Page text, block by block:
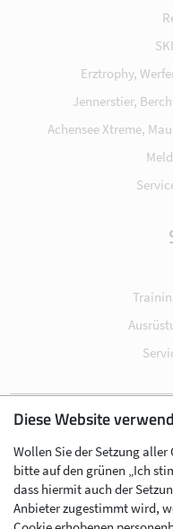
Erztrophy,
Jennerstier,
Achensee Xtreme,
Diese Website
Wollen Sie der Setzung
bitte auf den grünen „Ich
dass hiermit auch der
Anbieter zugestimmt wird,